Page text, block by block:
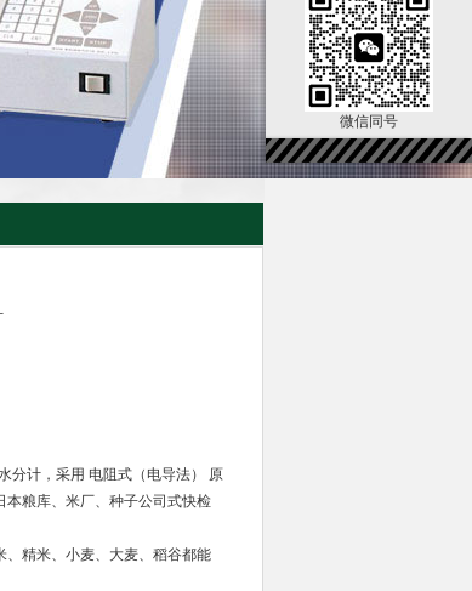
分计，采用 电阻式（电导法） 原
本粮库、米厂、种子公司式快检
精米、小麦、大麦、稻谷都能
微信同号